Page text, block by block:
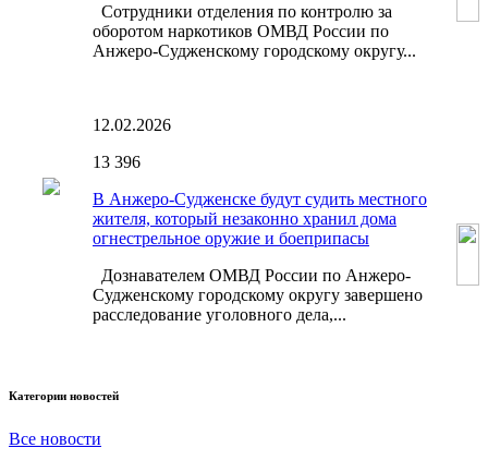
Сотрудники отделения по контролю за
оборотом наркотиков ОМВД России по
Анжеро-Судженскому городскому округу...
12.02.2026
13 396
В Анжеро-Судженске будут судить местного
жителя, который незаконно хранил дома
огнестрельное оружие и боеприпасы
Дознавателем ОМВД России по Анжеро-
Судженскому городскому округу завершено
расследование уголовного дела,...
Категории новостей
Все новости